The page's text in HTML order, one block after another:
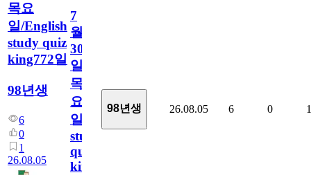
목요
일/English
study quiz
king772일
98년생
6
0
1
26.08.05
7
월
30
일
목
요
일/English
study
quiz
king772
98년생 26.08.05 6 0 1